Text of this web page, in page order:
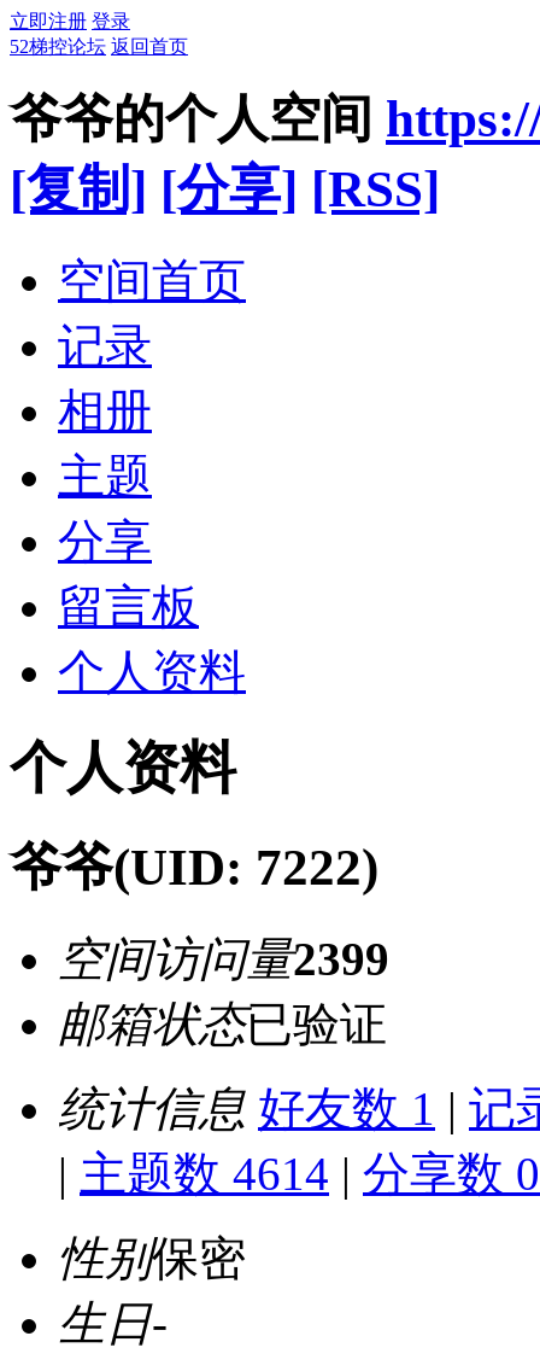
立即注册 登录
52梯控论坛 返回首页
爷爷的个人空间
[复制] [分享] [RSS]
空间首页
记录
相册
主题
分享
留言板
个人资料
个人资料
爷爷(UID: 7222)
空间访问量2399
邮箱状态已验证
统计信息 好友数 1 | 记
| 主题数 4614 | 分享数 0
性别保密
生日-